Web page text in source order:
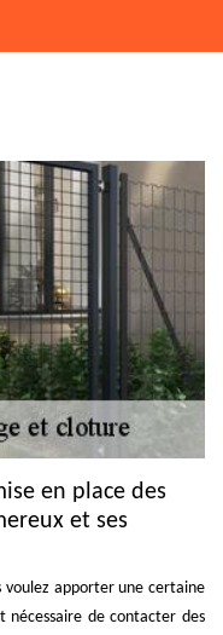
en place des
et ses
voulez apporter une certaine
de contacter des